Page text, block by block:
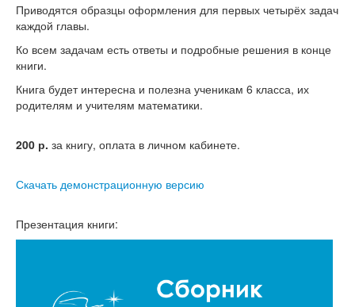
Приводятся образцы оформления для первых четырёх задач
каждой главы.
Ко всем задачам есть ответы и подробные решения в конце
книги.
Книга будет интересна и полезна ученикам 6 класса, их
родителям и учителям математики.
200 р. за книгу, оплата в личном кабинете.
Скачать демонстрационную версию
Презентация книги: